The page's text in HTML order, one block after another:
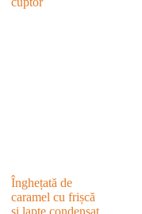
Înghețată de
caramel cu frișcă
și lapte condensat